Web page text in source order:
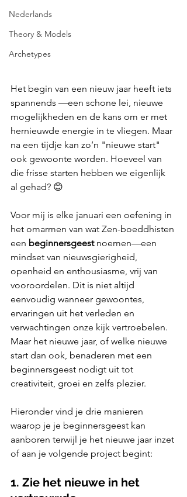
Nederlands
Theory & Models
Archetypes
Het begin van een nieuw jaar heeft iets
spannends —een schone lei, nieuwe
mogelijkheden en de kans om er met
hernieuwde energie in te vliegen. Maar
na een tijdje kan zo’n "nieuwe start"
ook gewoonte worden. Hoeveel van
die frisse starten hebben we eigenlijk
al gehad? 😊
Voor mij is elke januari een oefening in
het omarmen van wat Zen-boeddhisten
een beginnersgeest noemen—een
mindset van nieuwsgierigheid,
openheid en enthousiasme, vrij van
vooroordelen. Dit is niet altijd
eenvoudig wanneer gewoontes,
ervaringen uit het verleden en
verwachtingen onze kijk vertroebelen.
Maar het nieuwe jaar, of welke nieuwe
start dan ook, benaderen met een
beginnersgeest nodigt uit tot
creativiteit, groei en zelfs plezier.
Hieronder vind je drie manieren
waarop je je beginnersgeest kan
aanboren terwijl je het nieuwe jaar inzet
of aan je volgende project begint:
1. Zie het nieuwe in het